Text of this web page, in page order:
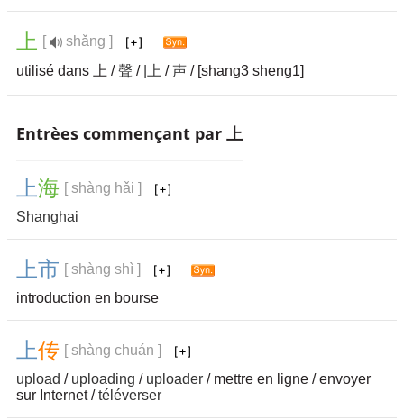
上 [
shǎng ]
utilisé dans 上 /聲 / |上 /声 / [shang3 sheng1]
Entrèes commençant par 上
上海 [ shàng hǎi ]
Shanghai
上市 [ shàng shì ]
introduction en bourse
上传 [ shàng chuán ]
upload / uploading / uploader / mettre en ligne / envoyer
sur Internet /téléverser